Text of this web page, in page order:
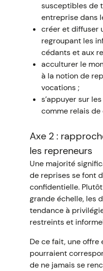
susceptibles de
entreprise dans
créer et diffuser
regroupant les
cédants et aux
acculturer le
à la notion de
vocations ;
s’appuyer sur
comme relais
Axe 2 :
les repreneurs
Une majorité
de reprises se font
confidentielle.
grande échelle, les
tendance à
restreints et
De ce fait, une offre
pourraient
de ne jamais se